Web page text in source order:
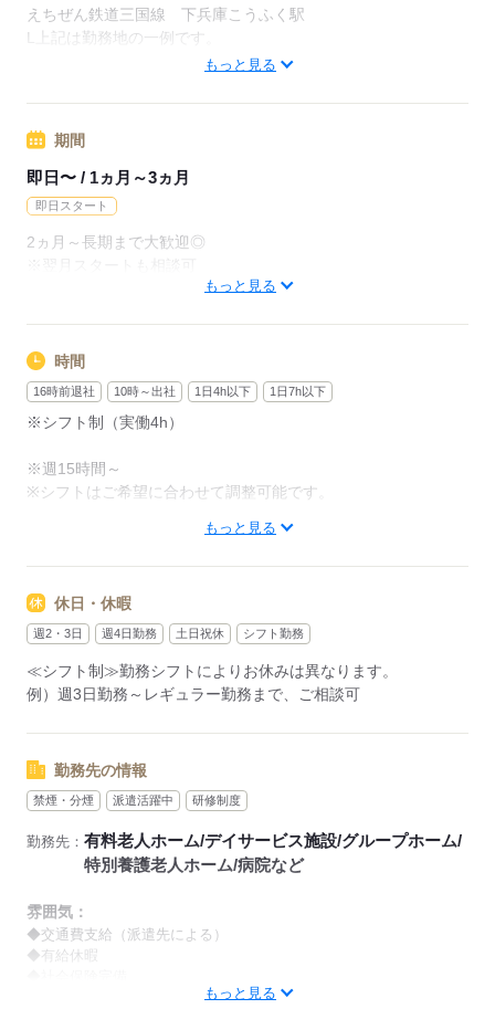
【月給例】
月給237600円（月22日勤務・実働1日8h）
※未経験の方（無資格）：時給1350円で算出した場合となりま
【交通費備考】
※交通費全額支給（派遣先による）
※車通勤OK/規定あり
応募する
えちぜん鉄道三国線 下兵庫こうふく駅
L上記は勤務地の一例です。
【他勤務先例】入居施設、デイサービス、ショートステイ、ク
もっと見る
期間
即日〜 / 1ヵ月～3ヵ月
即日スタート
2ヵ月～長期まで大歓迎◎
※試用期間（初回2ヵ月契約）もっと見る
時間
16時前退社 10時～出社 1日4h以下 1日7h以下
※シフト制（実働4h）
※週15時間～
※シフトはご希望に合わせて調整可能です。
09：00～18：00
【遅番】
【夜勤】
17：00～10：00
2～3ヵ月程度のならし日勤が必要です
その他、
●週2日・1日4h～
●日勤のみ
など、いろんなシフトのお仕事をご紹介できます！
登録の際に、あなたのご希望をお聞かせください。
勤務したシフトを申請後、最短で2日後に給与GETも可能！
もっと見る
休日・休暇
週2・3日 週4日勤務 土日祝休 シフト勤務
≪シフト制≫勤務シフトによりお休みは異なります。
例）週3日勤務～レギュラー勤務まで、ご相談可
勤務先の情報
禁煙・分煙 派遣活躍中 研修制度
勤務先： 有料老人ホーム/デイサービス施設/グループホーム/
特別養護老人ホーム/病院など
雰囲気：
◆交通費支給（派遣先による）
◆有給休暇
※喫煙環境に関しては就業場所ごとに異なります。
もっと見る